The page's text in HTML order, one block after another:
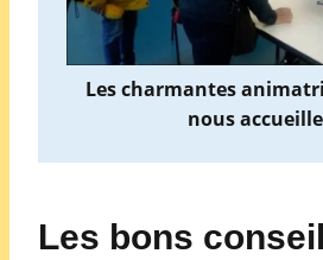
Les charmantes
nous
Les bons